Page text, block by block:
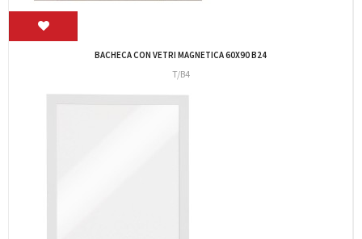
BACHECA PER INTERNI IN METALLO 8XA4 ANTE...
KM1902569